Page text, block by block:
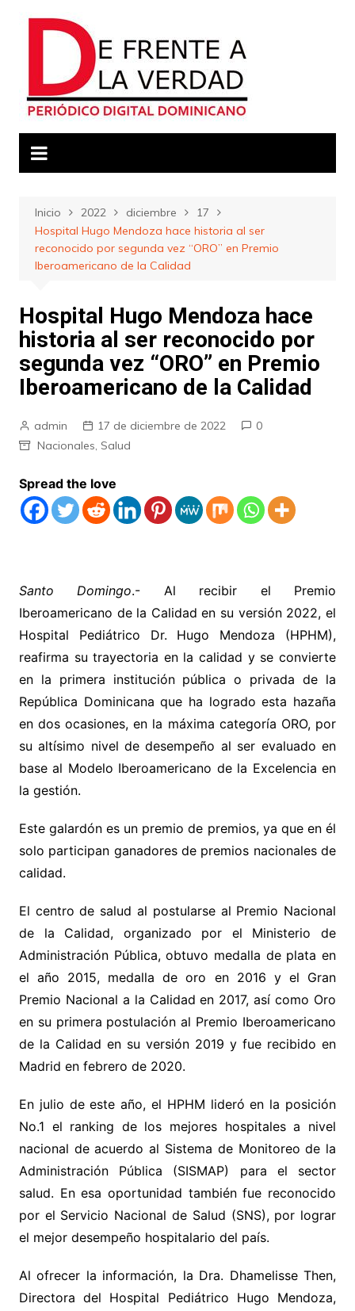
Inicio 2022 diciembre
17
Hospital Hugo Mendoza hace historia al ser
reconocido por segunda vez “ORO” en Premio
Iberoamericano de la Calidad
Hospital Hugo Mendoza hace
historia al ser reconocido por
segunda vez “ORO” en Premio
Iberoamericano de la Calidad
admin 17 de diciembre de 2022
0
Nacionales, Salud
Spread the love
Santo Domingo.- Al recibir el Premio
Iberoamericano de la Calidad en su versión 2022, el
Hospital Pediátrico Dr. Hugo Mendoza (HPHM),
reafirma su trayectoria en la calidad y se convierte
en la primera institución pública o privada de la
República Dominicana que ha logrado esta hazaña
en dos ocasiones, en la máxima categoría ORO, por
su altísimo nivel de desempeño al ser evaluado en
base al Modelo Iberoamericano de la Excelencia en
la gestión.
Este galardón es un premio de premios, ya que en él
solo participan ganadores de premios nacionales de
calidad.
El centro de salud al postularse al Premio Nacional
de la Calidad, organizado por el Ministerio de
Administración Pública, obtuvo medalla de plata en
el año 2015, medalla de oro en 2016 y el Gran
Premio Nacional a la Calidad en 2017, así como Oro
en su primera postulación al Premio Iberoamericano
de la Calidad en su versión 2019 y fue recibido en
Madrid en febrero de 2020.
En julio de este año, el HPHM lideró en la posición
No.1 el ranking de los mejores hospitales a nivel
nacional de acuerdo al Sistema de Monitoreo de la
Administración Pública (SISMAP) para el sector
salud. En esa oportunidad también fue reconocido
por el Servicio Nacional de Salud (SNS), por lograr
el mejor desempeño hospitalario del país.
Al ofrecer la información, la Dra. Dhamelisse Then,
Directora del Hospital Pediátrico Hugo Mendoza,